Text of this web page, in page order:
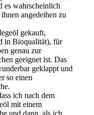
es wahrscheinlich
angedeihen zu
gekauft,
in Bioqualität), für
genau zur
geeignet ist. Das
geklappt und
so einen
ich nach dem
mit einem
und dann, als ich